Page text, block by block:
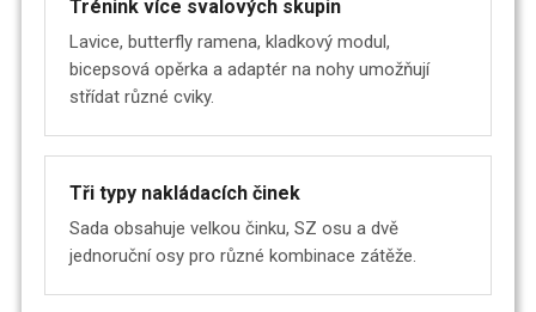
Trénink více svalových skupin
Lavice, butterfly ramena, kladkový modul,
bicepsová opěrka a adaptér na nohy umožňují
střídat různé cviky.
Tři typy nakládacích činek
Sada obsahuje velkou činku, SZ osu a dvě
jednoruční osy pro různé kombinace zátěže.